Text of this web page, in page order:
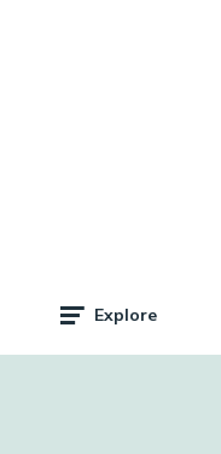
Explore